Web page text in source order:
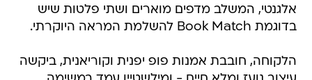
אלגנטי, המשלב מדפים מוארים ושתי פלטות שיש
בדוגמת Book Match להשלמת המראה היוקרתי.
הלקוחה, חובבת אמנות פופ יפנית וקוריאנית, ביקשה